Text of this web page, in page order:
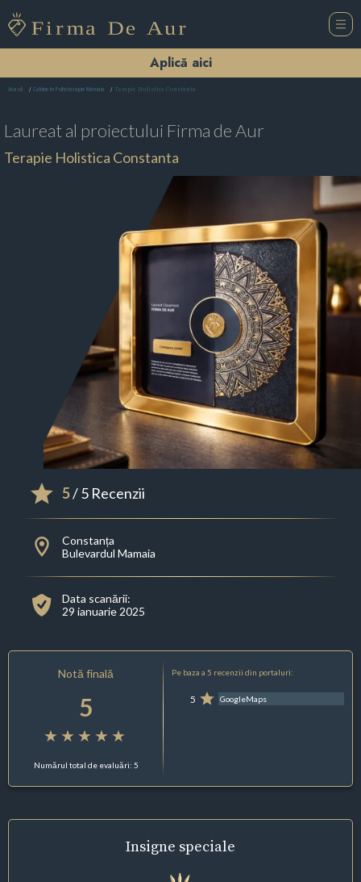
Aplică aici
Acasă Cabinete Psihoterapie Mamaia Terapie Holistica Constanta
Laureat al proiectului Firma de Aur
Terapie Holistica Constanta
5/ 5 Recenzii
Constanța
Bulevardul Mamaia
Data scanării:
29 ianuarie 2025
Notă finală
5
Numărul total de evaluări: 5
Pe baza a 5 recenzii din portaluri:
5 GoogleMaps
Insigne speciale